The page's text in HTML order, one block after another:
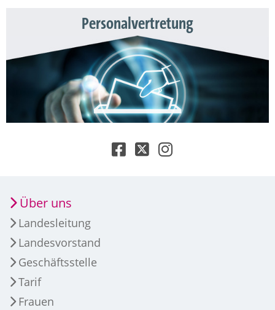
Personalvertretung
Über uns
Landesleitung
Landesvorstand
Geschäftsstelle
Tarif
Frauen